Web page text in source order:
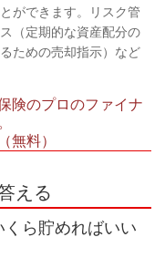
ができます。リスク管
（定期的な資産配分の
ための売却指示）など
険のプロのファイナ
無料）
える
ら貯めればいい